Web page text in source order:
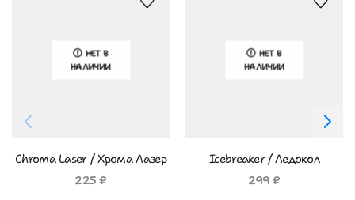
НЕТ В
НАЛИЧИИ
Chroma Laser / Хрома Лазер
225₽
НЕТ В
НАЛИЧИИ
Icebreaker / Ледокол
299₽